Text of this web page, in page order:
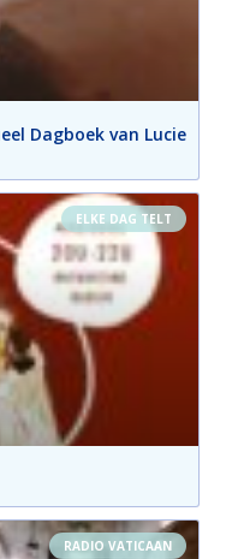
Dagboek van Lucie
ELKE DAG TELT
RADIO VATICAAN